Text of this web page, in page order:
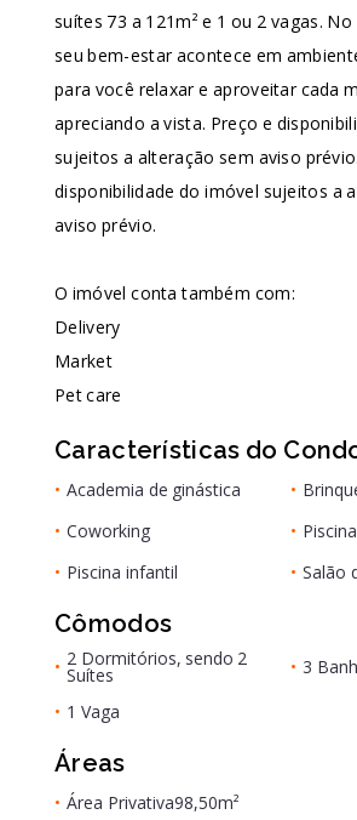
suítes 73 a 121m² e 1 ou 2 vagas.
seu bem-estar acontece em
para você relaxar e aproveitar cada
apreciando a vista. Preço e
sujeitos a alteração sem aviso
disponibilidade do imóvel sujeitos a
aviso prévio.
O imóvel conta também com:
Delivery
Market
Pet care
Características do
• Academia de ginástica •
• Coworking •
• Piscina infantil • Salão
Cômodos
• 2 Dormitórios, sendo 2
Suítes • 3
• 1 Vaga
Áreas
• Área Privativa98,50m²